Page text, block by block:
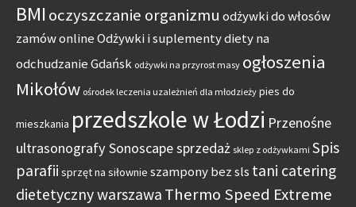
BMI oczyszczanie organizmu odżywki do włosów
zamów onlineOdżywki i suplementy diety na
odchudzanie Gdańsk odżywki na przyrost masy ogłoszenia
Mikołów ośrodek leczenia uzależnień dla młodzieży pies do
mieszkania przedszkole w Łodzi Przenośne
ultrasonografy Sonoscape sprzedaż sklep z odżywkami Spis
parafii sprzęt na siłownie szampony bez sls tani catering
dietetyczny warszawa Thermo Speed Extreme